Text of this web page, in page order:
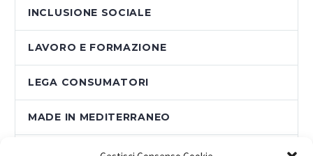
INCLUSIONE SOCIALE
LAVORO E FORMAZIONE
LEGA CONSUMATORI
MADE IN MEDITERRANEO